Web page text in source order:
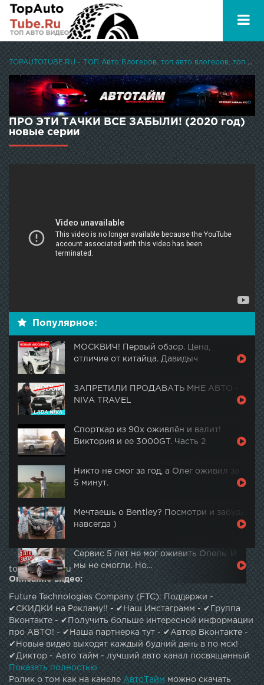
TOPAUTOTUBE.RU - ТОП Авто Блогеров, топ авто влогеров, топ авто ютуберов
ПРО ЭТИ ТАЧКИ ВСЕ ЗАБЫЛИ! (2020 год)
новые серии
Популярное:
МОСКВИЧ! Первый обзор. Цена,
отличие от китайца. Давидыч
ЗАПРЕТИЛИ ПРОДАВАТЬ МНЕ АВТО -
NIVA TRAVEL
Спорткар из 90х оживлён и валит!
Виктория и ее 3000GT. Часть 2
Никто не смог за год, а Олег оживил за
5 минут.
Мечтаешь о Bentley? Посмотри и забудь
навсегда )
Сервис 5 лет не мог оживить Опель. И
мы не смогли. Но…
topautotube.ru
Описание видео:
Future Technologies Company (FTC): Поддержи -
✔СКИДКИ на Рекламу!! - ✔Наш Инстаграмм - ✔Группа
Вконтакте - ✔Получить больше интересной информации
про АВТО! - ✔Наша партнерка тут - ✔Автор Вконтакте -
✔Новые видео выходят каждый будний день в по мск!
✔Диктор - Авто тайм - лучший авто канал посвященный
развлекательно-познавательным темам по
машинам.Различные рейтинги,обзоры лучших
Показать полностью
Ролик о том как на канелеАвтоТаймможно скачать